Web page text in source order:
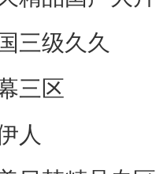
三级久久
三区
人